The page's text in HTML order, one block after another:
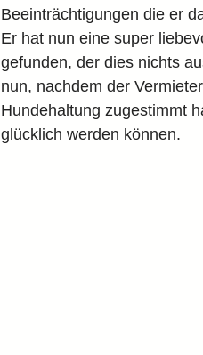
Beeinträchtigungen die er
Er hat nun eine super
gefunden, der dies nichts
nun, nachdem der
Hundehaltung zugestimmt
glücklich werden können.